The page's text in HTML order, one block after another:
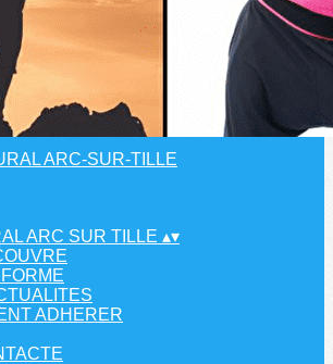
bouton, des réseaux sociaux
ARC SUR TILLE ▴▾
ADHERER